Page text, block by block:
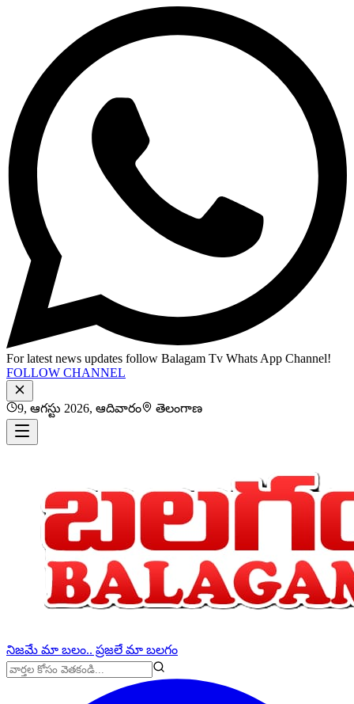
For latest news updates follow Balagam Tv Whats App Channel!
FOLLOW CHANNEL
9, ఆగస్టు 2026, ఆదివారం తెలంగాణ
నిజమే మా బలం.. ప్రజలే మా బలగం